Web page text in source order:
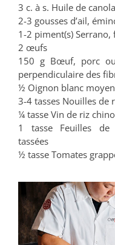
3 c. à s. Huile de
2-3 gousses d’ail,
1-2 piment(s) Serrano,
2 œufs
150 g Bœuf, porc
perpendiculaire des
½ Oignon blanc
3-4 tasses Nouilles de
¼ tasse Vin de riz
1 tasse Feuilles de
tassées
½ tasse Tomates